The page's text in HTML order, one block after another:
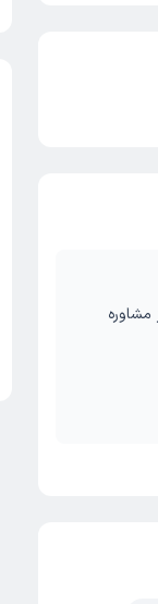
11،پلاک 55،مرکز مشاوره